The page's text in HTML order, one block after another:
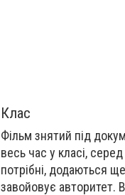
Клас
Фільм знятий під
весь час у класі,
потрібні, додаються ще
завойовує авторитет.